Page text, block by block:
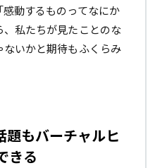
動するものってなにか
私たちが見たことのな
いかと期待もふくらみ
題もバーチャルヒ
きる